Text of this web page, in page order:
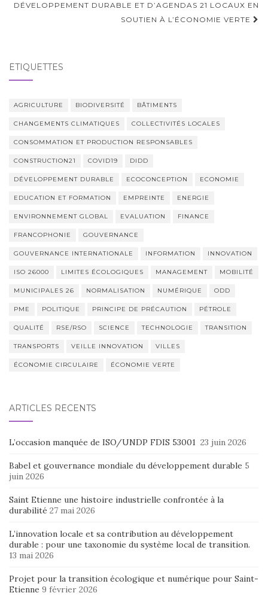
DÉVELOPPEMENT DURABLE ET D’AGENDAS 21 LOCAUX EN
SOUTIEN À L’ÉCONOMIE VERTE
ÉTIQUETTES
AGRICULTURE BIODIVERSITÉ BÂTIMENTS
CHANGEMENTS CLIMATIQUES COLLECTIVITÉS LOCALES
CONSOMMATION ET PRODUCTION RESPONSABLES
CONSTRUCTION21 COVID19 DIDD
DÉVELOPPEMENT DURABLE ECOCONCEPTION ECONOMIE
EDUCATION ET FORMATION EMPREINTE ENERGIE
ENVIRONNEMENT GLOBAL EVALUATION FINANCE
FRANCOPHONIE GOUVERNANCE
GOUVERNANCE INTERNATIONALE INFORMATION INNOVATION
ISO 26000 LIMITES ÉCOLOGIQUES MANAGEMENT MOBILITÉ
MUNICIPALES 26 NORMALISATION NUMÉRIQUE ODD
PME POLITIQUE PRINCIPE DE PRÉCAUTION PÉTROLE
QUALITÉ RSE/RSO SCIENCE TECHNOLOGIE TRANSITION
TRANSPORTS VEILLE INNOVATION VILLES
ÉCONOMIE CIRCULAIRE ÉCONOMIE VERTE
ARTICLES RÉCENTS
L’occasion manquée de ISO/UNDP FDIS 53001 23 juin 2026
Babel et gouvernance mondiale du développement durable 5
juin 2026
Saint Etienne une histoire industrielle confrontée à la
durabilité 27 mai 2026
L’innovation locale et sa contribution au développement
durable : pour une taxonomie du système local de transition.
13 mai 2026
Projet pour la transition écologique et numérique pour Saint-
Etienne 9 février 2026